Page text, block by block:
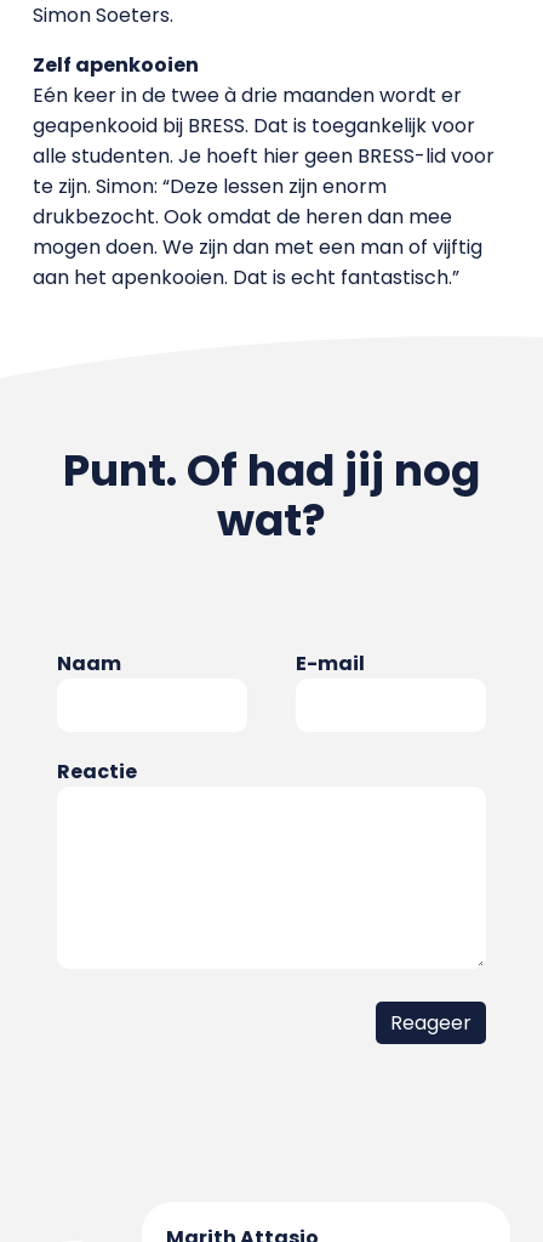
Simon Soeters.
Zelf apenkooien
Eén keer in de twee à drie maanden wordt er
geapenkooid bij BRESS. Dat is toegankelijk voor
alle studenten. Je hoeft hier geen BRESS-lid voor
te zijn. Simon: “Deze lessen zijn enorm
drukbezocht. Ook omdat de heren dan mee
mogen doen. We zijn dan met een man of vijftig
aan het apenkooien. Dat is echt fantastisch.”
Punt. Of had jij nog
wat?
Naam E-mail
Reactie